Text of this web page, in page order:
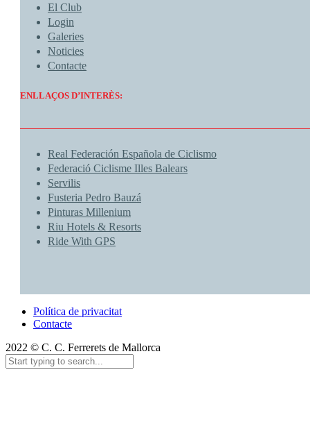
El Club
Login
Galeries
Noticies
Contacte
ENLLAÇOS D’INTERÈS:
Real Federación Española de Ciclismo
Federació Ciclisme Illes Balears
Servilis
Fusteria Pedro Bauzá
Pinturas Millenium
Riu Hotels & Resorts
Ride With GPS
Política de privacitat
Contacte
2022 © C. C. Ferrerets de Mallorca